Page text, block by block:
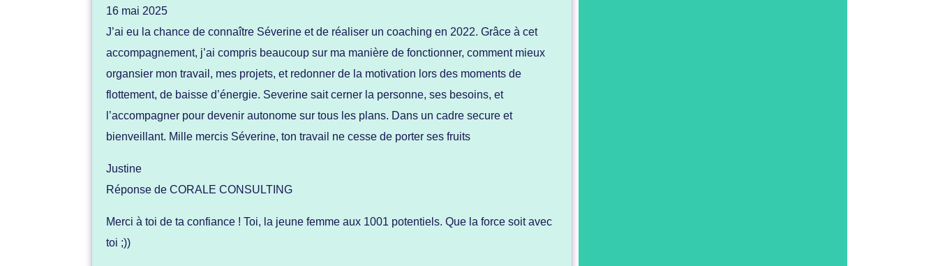
16 mai 2025
J’ai eu la chance de connaître Séverine et de réaliser un coaching en 2022. Grâce à cet
accompagnement, j’ai compris beaucoup sur ma manière de fonctionner, comment mieux
organsier mon travail, mes projets, et redonner de la motivation lors des moments de
flottement, de baisse d’énergie. Severine sait cerner la personne, ses besoins, et
l’accompagner pour devenir autonome sur tous les plans. Dans un cadre secure et
bienveillant. Mille mercis Séverine, ton travail ne cesse de porter ses fruits
Justine
Réponse de CORALE CONSULTING
Merci à toi de ta confiance ! Toi, la jeune femme aux 1001 potentiels. Que la force soit avec
toi ;))
[mailerlite_form form_id=1]